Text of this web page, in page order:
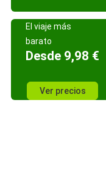
El viaje más
barato
Desde 9,98 €
Ver precios